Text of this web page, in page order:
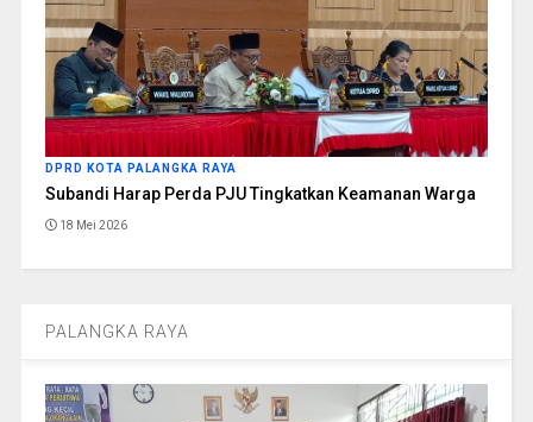
DPRD KOTA PALANGKA RAYA
Subandi Harap Perda PJU Tingkatkan Keamanan Warga
18 Mei 2026
PALANGKA RAYA